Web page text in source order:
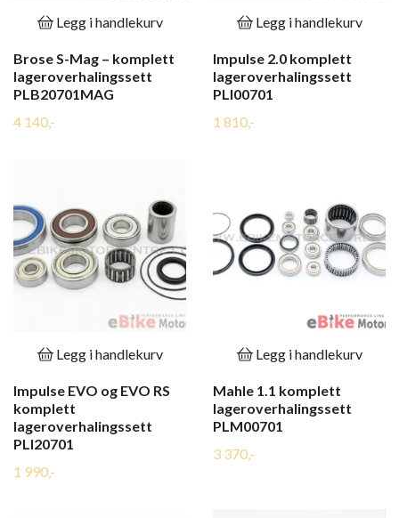
Legg i handlekurv
Brose S-Mag – komplett
lageroverhalingssett
PLB20701MAG
4 140,-
Legg i handlekurv
Impulse 2.0 komplett
lageroverhalingssett
PLI00701
1 810,-
Legg i handlekurv
Impulse EVO og EVO RS
komplett
lageroverhalingssett
PLI20701
1 990,-
Legg i handlekurv
Mahle 1.1 komplett
lageroverhalingssett
PLM00701
3 370,-